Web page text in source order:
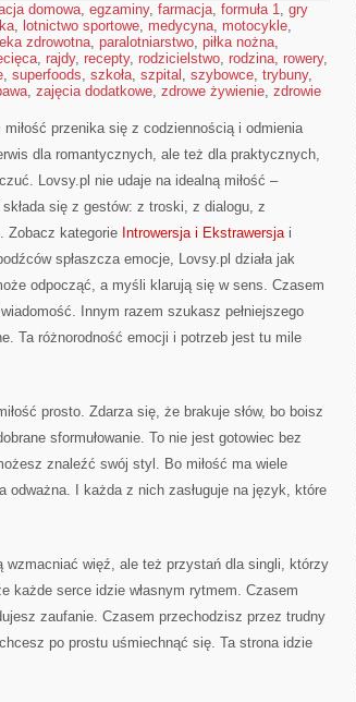
domowa, egzaminy, farmacja, formuła 1, gry
, lotnictwo sportowe, medycyna, motocykle,
zdrowotna, paralotniarstwo, piłka nożna,
, rajdy, recepty, rodzicielstwo, rodzina, rowery,
, superfoods, szkoła, szpital , szybowce, trybuny,
, zajęcia dodatkowe, zdrowe żywienie, zdrowie
przenika się z codziennością i odmienia
dla romantycznych, ale też dla praktycznych,
Lovsy.pl nie udaje na idealną miłość –
się z gestów: z troski, z dialogu, z
Zobacz kategorie Introwersja i Ekstrawersjai
spłaszcza emocje, Lovsy.pl działa jak
odpocząć, a myśli klarują się w sens. Czasem
Innym razem szukasz pełniejszego
Ta różnorodność emocji i potrzeb jest tu mile
prosto. Zdarza się, że brakuje słów, bo boisz
sformułowanie. To nie jest gotowiec bez
znaleźć swój styl. Bo miłość ma wiele
odważna. I każda z nich zasługuje na język, które
wzmacniać więź, ale też przystań dla singli, którzy
każde serce idzie własnym rytmem. Czasem
zaufanie. Czasem przechodzisz przez trudny
po prostu uśmiechnąć się. Ta strona idzie